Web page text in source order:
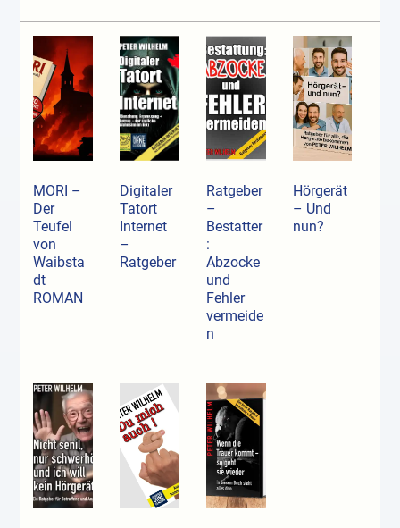
MORI –
Der
Teufel
von
Waibsta
dt
ROMAN
Digitaler
Tatort
Internet
–
Ratgeber
Ratgeber
–
Bestatter
:
Abzocke
und
Fehler
vermeide
n
Hörgerät
– Und
nun?